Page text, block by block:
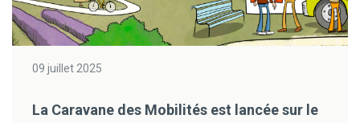
09 juillet 2025
La Caravane des Mobilités est lancée sur le